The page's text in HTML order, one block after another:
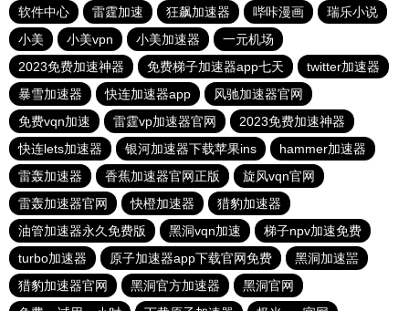
软件中心
雷霆加速 狂飙加速器 哔咔漫画
瑞乐小说
小美
小美vpn 小美加速器
一元机场
2023免费加速神器
免费梯子加速器app七天
twitter加速器
暴雪加速器
快连加速器app
风驰加速器官网
免费vqn加速
雷霆vp加速器官网
2023免费加速神器
快连lets加速器
银河加速器下载苹果ins
hammer加速器
雷轰加速器
香蕉加速器官网正版
旋风vqn官网
雷轰加速器官网
快橙加速器
猎豹加速器
油管加速器永久免费版
黑洞vqn加速
梯子npv加速免费
turbo加速器
原子加速器app下载官网免费
黑洞加速噐
猎豹加速器官网
黑洞官方加速器
黑洞官网